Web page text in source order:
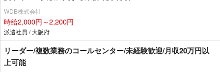
WDB株式会社
時給2,000円～2,200円
派遣社員 / 大阪府
リーダー/複数業務のコールセンター/未経験歓迎/月収20万円以
上可能